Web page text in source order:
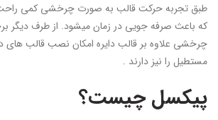
طبق تجربه حرکت قالب به صورت چرخشی کمی
که باعث صرفه جویی در زمان میشود. از طرف دیگر
چرخشی علاوه بر قالب دایره امکان نصب قالب های
مستطیل را نیز دارند .
پیکسل چیست؟